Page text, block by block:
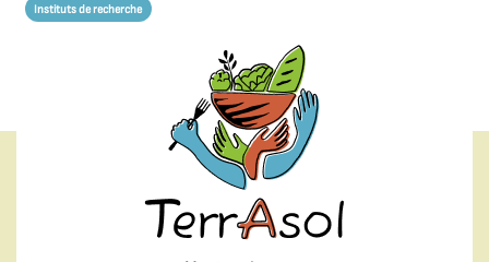
Instituts de recherche